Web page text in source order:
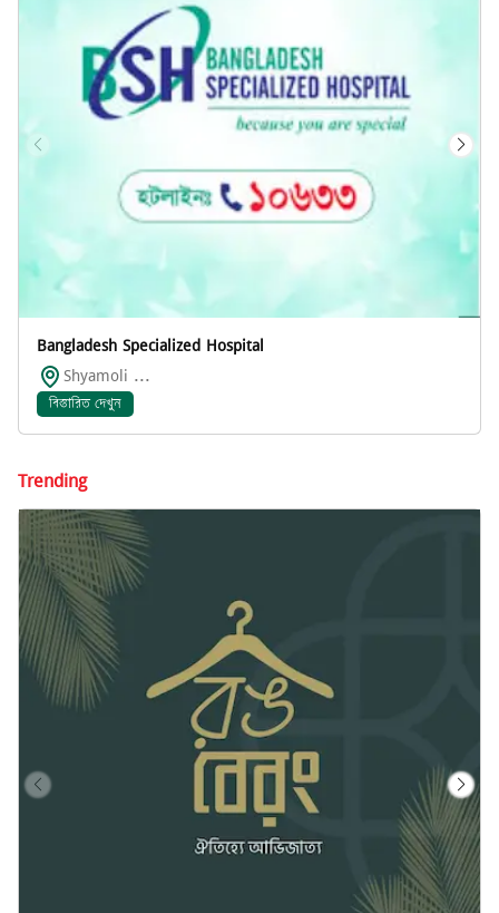
Bangladesh Specialized Hospital
Shyamoli ...
বিস্তারিত দেখুন
Trending